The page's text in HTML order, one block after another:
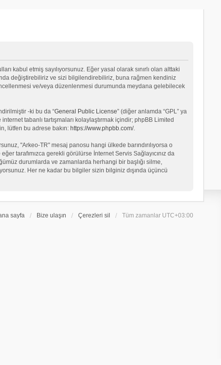
kabul etmiş sayılıyorsunuz. Eğer yasal olarak sınırlı olan alttaki
değiştirebiliriz ve sizi bilgilendirebiliriz, buna rağmen kendiniz
ve/veya düzenlenmesi durumunda meydana gelebilecek
-ki bu da “General Public License” (diğer anlamda “GPL” ya
tabanlı tartışmaları kolaylaştırmak içindir; phpBB Limited
lütfen bu adrese bakın: https://www.phpbb.com/.
"Arkeo-TR" mesaj panosu hangi ülkede barındırılıyorsa o
tarafımızca gerekli görülürse İnternet Servis Sağlayıcınız da
durumlarda ve zamanlarda herhangi bir başlığı silme,
Her ne kadar bu bilgiler sizin bilginiz dışında üçüncü
sayfa Bize ulaşın Çerezleri sil Tüm zamanlar UTC+03:00